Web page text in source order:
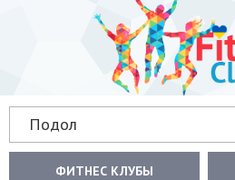
Подол
ФИТНЕС КЛУБЫ